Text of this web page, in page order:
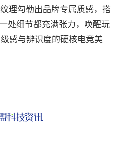
理勾勒出品牌专属质感，搭
处细节都充满张力，唤醒玩
感与辨识度的硬核电竞美